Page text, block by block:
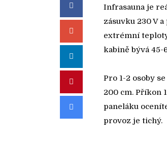
Facebook
Pinterest
Infrasauna je
zásuvku 230 V
extrémní
kabině bývá
Pro 1-2 osoby
200 cm. Příkon
paneláku
provoz je tichý.